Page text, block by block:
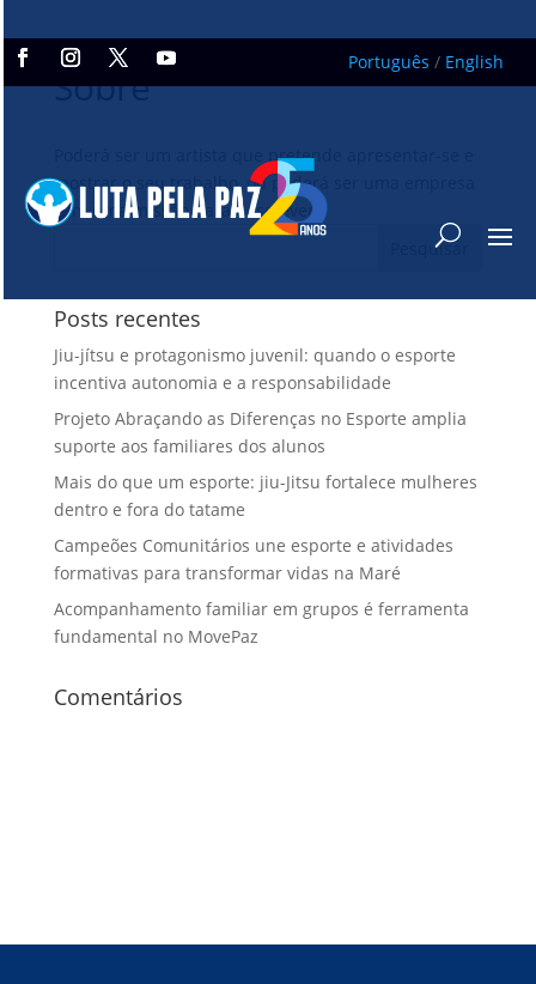
Português / English
Sobre
Poderá ser um artista que pretende apresentar-se e
mostrar o seu trabalho, ou poderá ser uma empresa
com uma missão para descrever.
Posts recentes
Jiu-jítsu e protagonismo juvenil: quando o esporte
incentiva autonomia e a responsabilidade
Projeto Abraçando as Diferenças no Esporte amplia
suporte aos familiares dos alunos
Mais do que um esporte: jiu-Jitsu fortalece mulheres
dentro e fora do tatame
Campeões Comunitários une esporte e atividades
formativas para transformar vidas na Maré
Acompanhamento familiar em grupos é ferramenta
fundamental no MovePaz
Comentários